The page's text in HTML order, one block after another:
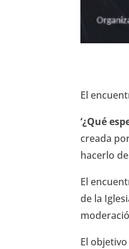
El
‘¿Qué
creada
hacerlo
El
de la
El